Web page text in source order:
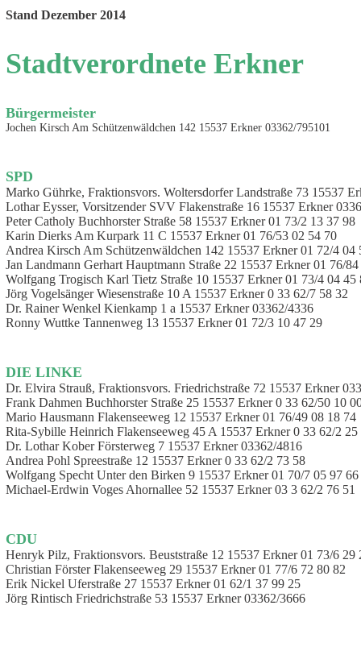
Stand Dezember 2014
Stadtverordnete Erkner
Bürgermeister
Jochen Kirsch Am Schützenwäldchen 142 15537 Erkner 03362/795101
SPD
Marko Gührke, Fraktionsvors. Woltersdorfer Landstraße 73 15537
Lothar Eysser, Vorsitzender SVV Flakenstraße 16 15537 Erkner
Peter Catholy Buchhorster Straße 58 15537 Erkner 01 73/2 13 37 98
Karin Dierks Am Kurpark 11 C 15537 Erkner 01 76/53 02 54 70
Andrea Kirsch Am Schützenwäldchen 142 15537 Erkner 01 72/4 04
Jan Landmann Gerhart Hauptmann Straße 22 15537 Erkner 01 76/
Wolfgang Trogisch Karl Tietz Straße 10 15537 Erkner 01 73/4 04 45
Jörg Vogelsänger Wiesenstraße 10 A 15537 Erkner 0 33 62/7 58 32
Dr. Rainer Wenkel Kienkamp 1 a 15537 Erkner 03362/4336
Ronny Wuttke Tannenweg 13 15537 Erkner 01 72/3 10 47 29
DIE LINKE
Dr. Elvira Strauß, Fraktionsvors. Friedrichstraße 72 15537 Erkner
Frank Dahmen Buchhorster Straße 25 15537 Erkner 0 33 62/50 10
Mario Hausmann Flakenseeweg 12 15537 Erkner 01 76/49 08 18 74
Rita-Sybille Heinrich Flakenseeweg 45 A 15537 Erkner 0 33 62/2 25
Dr. Lothar Kober Försterweg 7 15537 Erkner 03362/4816
Andrea Pohl Spreestraße 12 15537 Erkner 0 33 62/2 73 58
Wolfgang Specht Unter den Birken 9 15537 Erkner 01 70/7 05 97 66
Michael-Erdwin Voges Ahornallee 52 15537 Erkner 03 3 62/2 76 51
CDU
Henryk Pilz, Fraktionsvors. Beuststraße 12 15537 Erkner 01 73/6 29
Christian Förster Flakenseeweg 29 15537 Erkner 01 77/6 72 80 82
Erik Nickel Uferstraße 27 15537 Erkner 01 62/1 37 99 25
Jörg Rintisch Friedrichstraße 53 15537 Erkner 03362/3666